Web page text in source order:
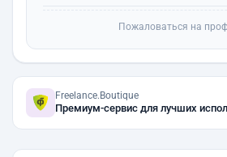
Пожаловаться на
Freelance.Boutique
Премиум-сервис для лучших